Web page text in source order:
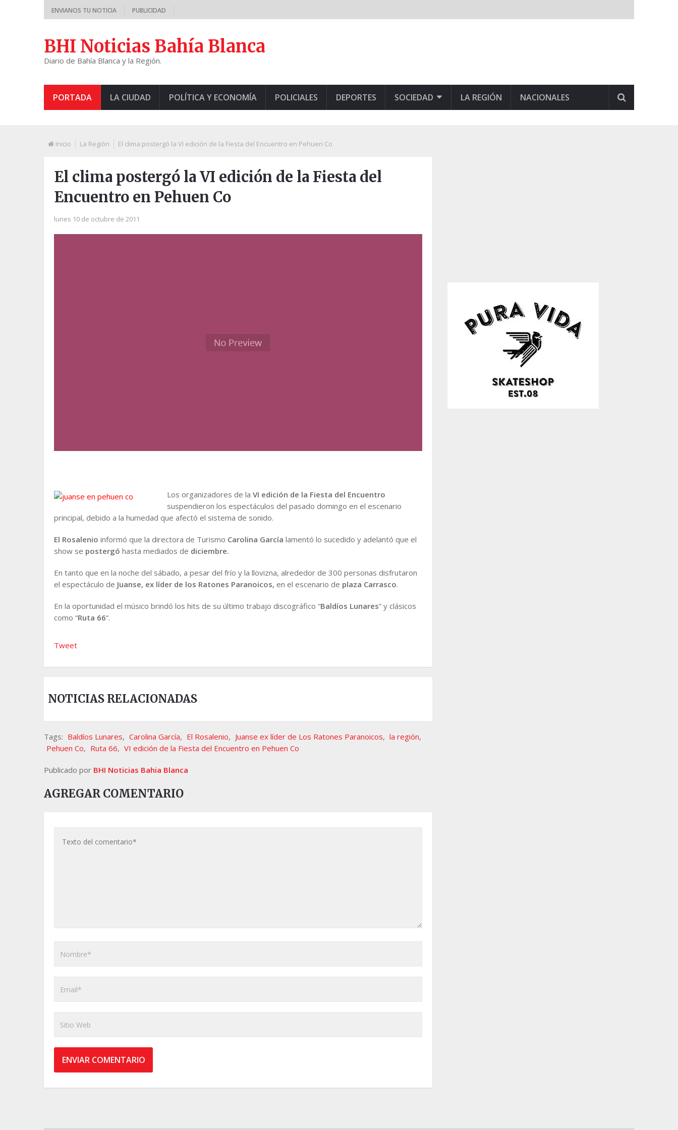
ENVIANOS TU NOTICIA PUBLICIDAD
BHI Noticias Bahía Blanca
Diario de Bahía Blanca y la Región.
PORTADA LA CIUDAD POLÍTICA Y ECONOMÍA POLICIALES DEPORTES SOCIEDAD LA REGIÓN NACIONALES
Inicio La Región El clima postergó la VI edición de la Fiesta del Encuentro en Pehuen Co
El clima postergó la VI edición de la Fiesta del
Encuentro en Pehuen Co
lunes 10 de octubre de 2011
Los organizadores de la VI edición de la Fiesta del Encuentro
suspendieron los espectáculos del pasado domingo en el escenario
principal, debido a la humedad que afectó el sistema de sonido.
El Rosalenio informó que la directora de Turismo Carolina García lamentó lo sucedido y adelantó que el
show se postergó hasta mediados de diciembre.
En tanto que en la noche del sábado, a pesar del frío y la llovizna, alrededor de 300 personas disfrutaron
el espectáculo de Juanse, ex líder de los Ratones Paranoicos, en el escenario de plaza Carrasco.
En la oportunidad el músico brindó los hits de su último trabajo discográfico “Baldíos Lunares” y clásicos
como “Ruta 66“.
Tweet
NOTICIAS RELACIONADAS
Tags: Baldíos Lunares, Carolina García, El Rosalenio, Juanse ex líder de Los Ratones Paranoicos, la región,
Pehuen Co, Ruta 66, VI edición de la Fiesta del Encuentro en Pehuen Co
Publicado por BHI Noticias Bahia Blanca
AGREGAR COMENTARIO